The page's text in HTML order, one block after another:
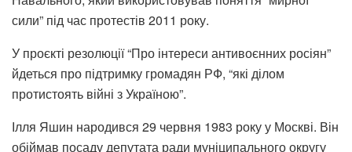
сили” під час протестів 2011 року.
У проєкті резолюції “Про інтереси антивоєнних росіян”
йдеться про підтримку громадян РФ, “які ділом
протистоять війні з Україною”.
Ілля Яшин народився 29 червня 1983 року у Москві. Він
обіймав посаду депутата ради муніципального округу